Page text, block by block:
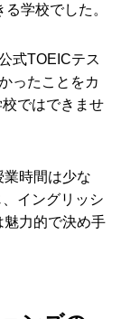
学校でした。
式TOEICテス
ったことをカ
ではできませ
時間は少な
イングリッシ
魅力的で決め手